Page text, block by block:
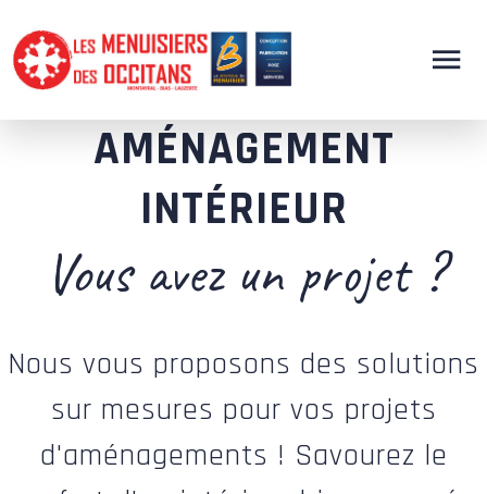
AMÉNAGEMENT
INTÉRIEUR
Vous avez un projet ?
Nous vous proposons des solutions
sur mesures pour vos projets
d'aménagements ! Savourez le